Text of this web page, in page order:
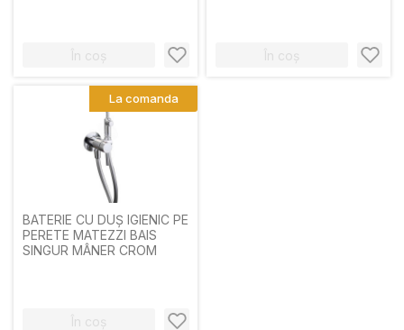
În coș În coș
BATERIE CU DUȘ IGIENIC PE
PERETE MATEZZI BAIS
SINGUR MÂNER CROM
În coș
La comanda